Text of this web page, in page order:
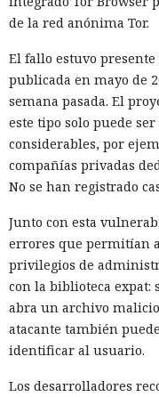
de la red anónima Tor.
El fallo estuvo
publicada en mayo de
semana pasada. El
este tipo solo puede
considerables, por
compañías privadas
No se han registrado
Junto con esta
errores que permitían
privilegios de
con la biblioteca expat:
abra un archivo
atacante también
identificar al usuario.
Los desarrolladores